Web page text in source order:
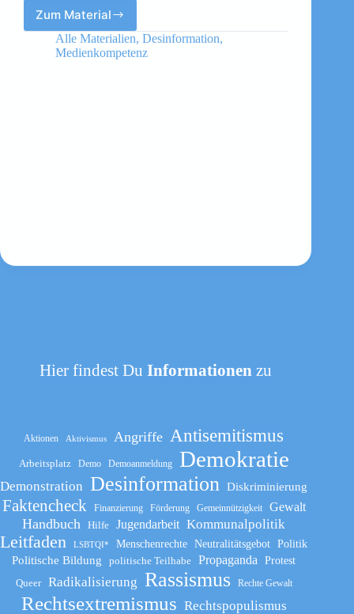
Zum Material
Der
goldene
Aluhut
Alle Materialien, Desinformation,
Medienkompetenz
Hier findest DuInformationenzu
Aktionen Aktivismus Angriffe Antisemitismus
Arbeitsplatz Demo Demoanmeldung Demokratie
Demonstration Desinformation Diskriminierung
Faktencheck Finanzierung Förderung Gemeinnützigkeit Gewalt
Handbuch Hilfe Jugendarbeit Kommunalpolitik
Leitfaden LSBTQI* Menschenrechte Neutralitätsgebot Politik
Politische Bildung politische Teilhabe Propaganda
Protest
Queer
Radikalisierung Rassismus Rechte Gewalt
Rechtsextremismus Rechtspopulismus